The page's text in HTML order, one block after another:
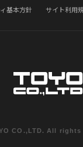
基本方針
サイト利用
CO.,LTD. All rights